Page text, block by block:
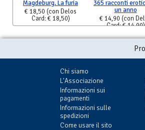
Magdeburg. La furia
€ 18,50 (con Delos
Card: € 18,50)
365 racconti
un anno
€ 14,90 (con
Card: € 14,90)
Chi siamo
L'Associazione
Informazioni sui
pagamenti
Informazioni sulle
spedizioni
Come usare il sito